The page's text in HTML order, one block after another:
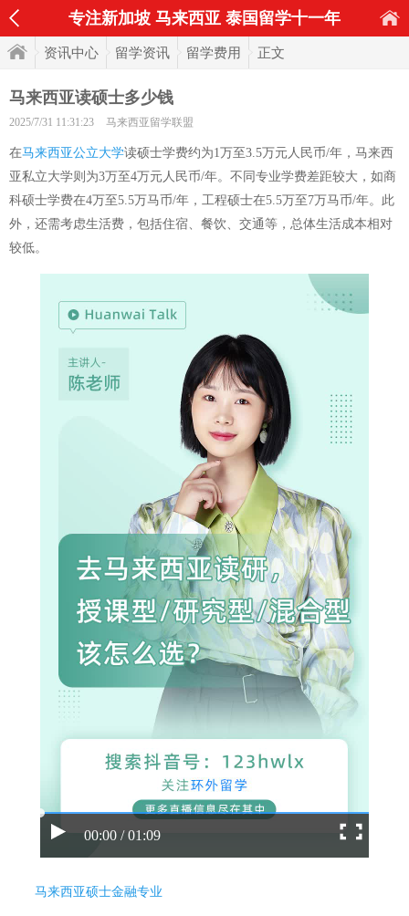
专注新加坡 马来西亚 泰国留学十一年
资讯中心 留学资讯 留学费用 正文
马来西亚读硕士多少钱
2025/7/31 11:31:23 马来西亚留学联盟
在马来西亚公立大学读硕士学费约为1万至3.5万元人民币/年，马来西
亚私立大学则为3万至4万元人民币/年。不同专业学费差距较大，如商
科硕士学费在4万至5.5万马币/年，工程硕士在5.5万至7万马币/年。此
外，还需考虑生活费，包括住宿、餐饮、交通等，总体生活成本相对
较低。
00:00 / 01:09
马来西亚硕士金融专业